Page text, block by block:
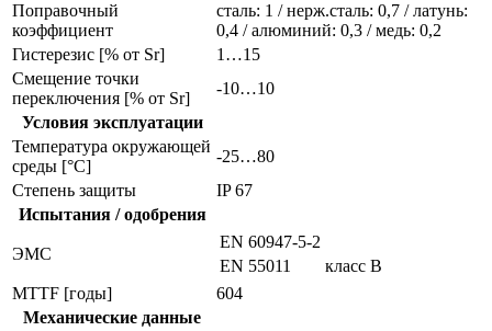
Поправочный
коэффициент
сталь: 1 / нерж.сталь: 0,7 / латунь:
0,4 / алюминий: 0,3 / медь: 0,2
Гистерезис [% от Sr]
1…15
Смещение точки
переключения [% от Sr]
-10…10
Условия эксплуатации
Температура окружающей
среды [°C]
-25…80
Степень защиты
IP 67
Испытания / одобрения
ЭMC
EN 60947-5-2
EN 55011
класс B
MTTF [годы]
604
Механические данные